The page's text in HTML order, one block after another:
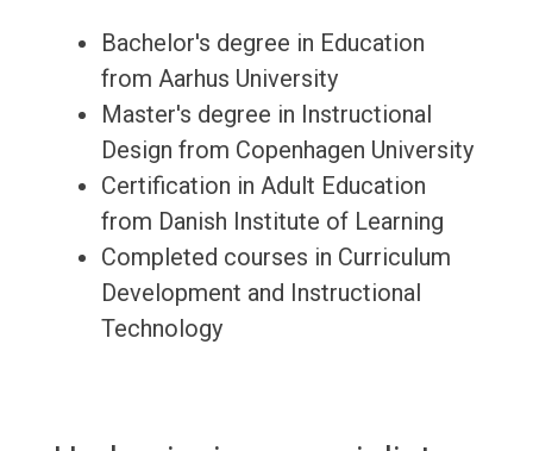
Bachelor's degree in Education
from Aarhus University
Master's degree in Instructional
Design from Copenhagen University
Certification in Adult Education
from Danish Institute of Learning
Completed courses in Curriculum
Development and Instructional
Technology